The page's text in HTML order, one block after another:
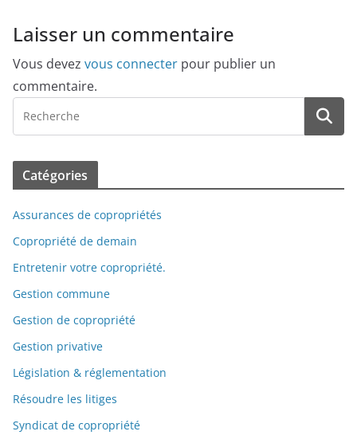
Laisser un commentaire
Vous devez vous connecter pour publier un
commentaire.
Catégories
Assurances de copropriétés
Copropriété de demain
Entretenir votre copropriété.
Gestion commune
Gestion de copropriété
Gestion privative
Législation & réglementation
Résoudre les litiges
Syndicat de copropriété